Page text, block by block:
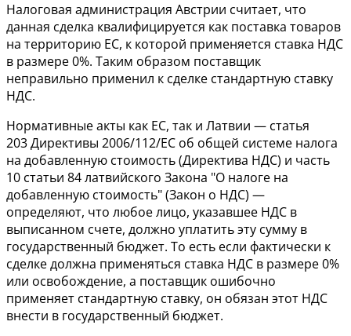
Налоговая администрация Австрии считает, что
данная сделка квалифицируется как поставка товаров
на территорию ЕС, к которой применяется ставка НДС
в размере 0%. Таким образом поставщик
неправильно применил к сделке стандартную ставку
НДС.
Нормативные акты как ЕС, так и Латвии — статья
203Директивы 2006/112/ЕС об общей системе налога
на добавленную стоимость (Директива НДС) и часть
10 статьи 84латвийского Закона "О налоге на
добавленную стоимость" (Закон о НДС) —
определяют, что любое лицо, указавшее НДС в
выписанном счете, должно уплатить эту сумму в
государственный бюджет. То есть если фактически к
сделке должна применяться ставка НДС в размере 0%
или освобождение, а поставщик ошибочно
применяет стандартную ставку, он обязан этот НДС
внести в государственный бюджет.